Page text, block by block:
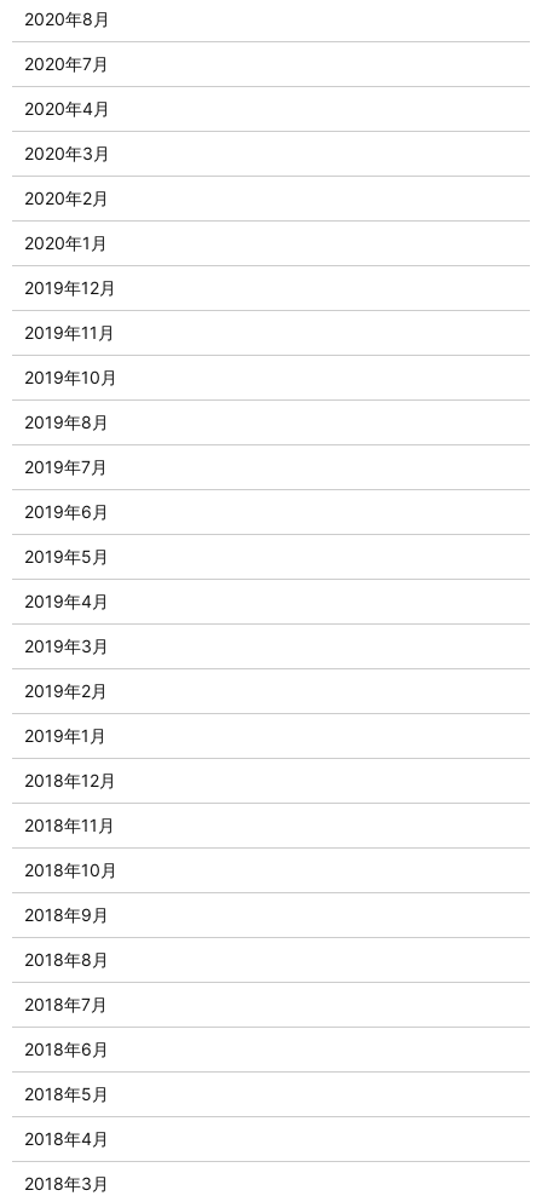
2020年8月
2020年7月
2020年4月
2020年3月
2020年2月
2020年1月
2019年12月
2019年11月
2019年10月
2019年8月
2019年7月
2019年6月
2019年5月
2019年4月
2019年3月
2019年2月
2019年1月
2018年12月
2018年11月
2018年10月
2018年9月
2018年8月
2018年7月
2018年6月
2018年5月
2018年4月
2018年3月